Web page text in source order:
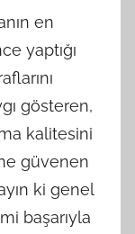
en
yaptığı
gösteren,
kalitesini
güvenen
ki genel
başarıyla